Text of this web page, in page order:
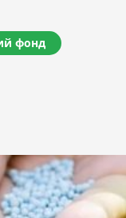
фонд